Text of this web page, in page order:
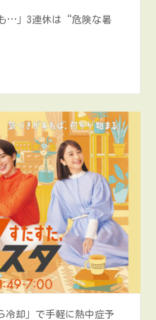
も…」3連休は“危険な暑
冷却」で手軽に熱中症予